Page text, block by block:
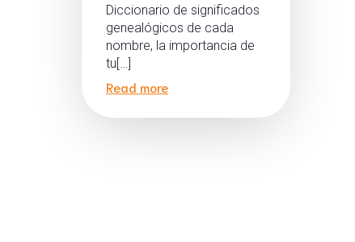
Diccionario de significados
genealógicos de cada
nombre, la importancia de
tu[…]
Read more